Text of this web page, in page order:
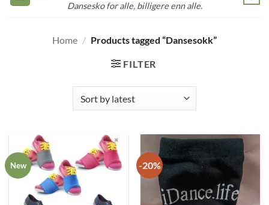
Dansesko for alle, billigere enn alle.
Home / Products tagged “Dansesokk”
FILTER
New -20%